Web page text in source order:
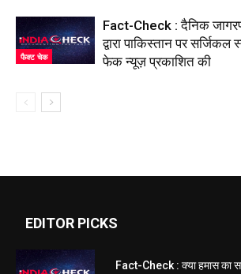
फैक्ट चेक
Fact-Check : दैनिक
द्वारा पाकिस्तान पर
फेक न्यूज़ प्रकाशित की
EDITOR PICKS
Fact-Check : क्या हमास का